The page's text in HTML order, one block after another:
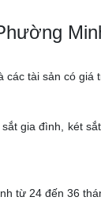
tài sản có giá
gia đình, két
từ 24 đến 36